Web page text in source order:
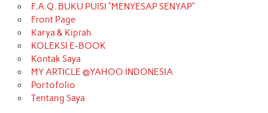
F.A.Q. BUKU PUISI “MENYESAP SENYAP”
Front Page
Karya & Kiprah
KOLEKSI E-BOOK
Kontak Saya
MY ARTICLE @YAHOO INDONESIA
Portofolio
Tentang Saya